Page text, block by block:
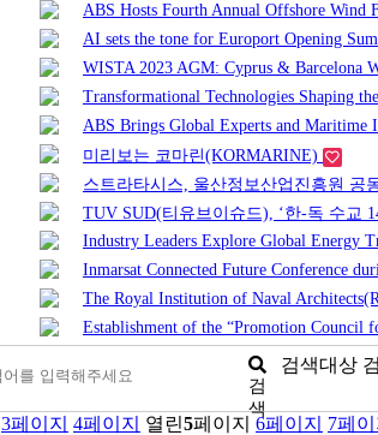
ABS Hosts Fourth Annual Offshore
AI sets the tone for Europort Opening
WISTA 2023 AGM: Cyprus & Barcelona
Transformational Technologies Shaping
ABS Brings Global Experts and Maritime
미리보는 코마린(KORMARINE)
스트라타시스, 울산정보산업진흥원
TUV SUD(티유브이슈드), ‘한-독 수교
Industry Leaders Explore Global Energy
Inmarsat Connected Future Conference
The Royal Institution of Naval
Establishment of the “Promotion Council
검색대상
검
색
3페이지 4페이지 열린5페이지 6페이지 7페이